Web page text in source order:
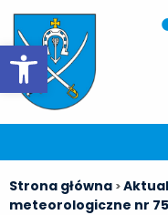
Otwórz pasek narzędzi
Strona główna >
meteorologiczne nr 75